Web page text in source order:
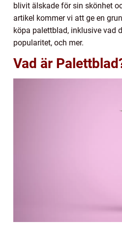
blivit älskade för sin skönhet
artikel kommer vi att ge en
köpa palettblad, inklusive vad
popularitet, och mer.
Vad är